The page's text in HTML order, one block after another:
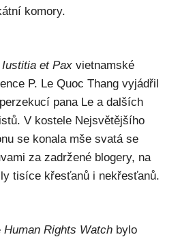
komory.
Iustitia et Paxvietnamské
P. Le Quoc Thang vyjádřil
pana Le a dalších
V kostele Nejsvětějšího
se konala mše svatá se
za zadržené blogery, na
tisíce křesťanů i nekřesťanů.
Human Rights Watchbylo